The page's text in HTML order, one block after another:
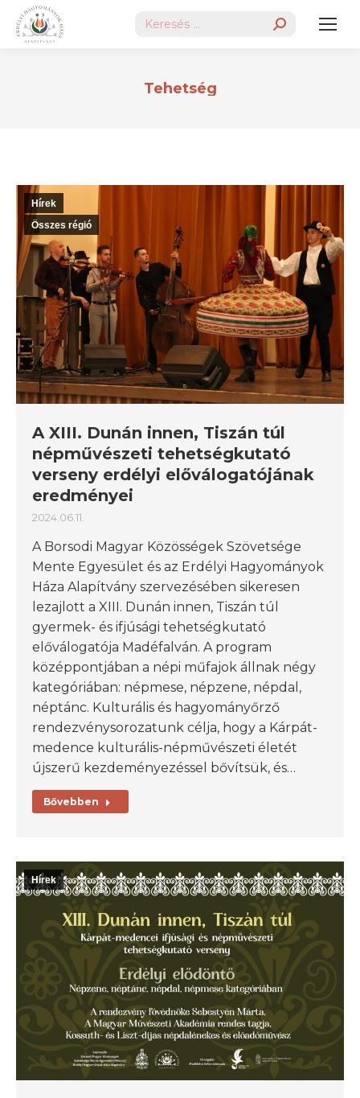
Search:
Tehetség
Hírek
Összes régió
A XIII. Dunán innen, Tiszán túl
népművészeti tehetségkutató
verseny erdélyi előválogatójának
eredményei
2024.06.11.
A Borsodi Magyar Közösségek Szövetsége
Mente Egyesület és az Erdélyi Hagyományok
Háza Alapítvány szervezésében sikeresen
lezajlott a XIII. Dunán innen, Tiszán túl
gyermek- és ifjúsági tehetségkutató
előválogatója Madéfalván. A program
középpontjában a népi műfajok állnak négy
kategóriában: népmese, népzene, népdal,
néptánc. Kulturális és hagyományőrző
rendezvénysorozatunk célja, hogy a Kárpát-
medence kulturális-népművészeti életét
újszerű kezdeményezéssel bővítsük, és…
Bővebben
Hírek